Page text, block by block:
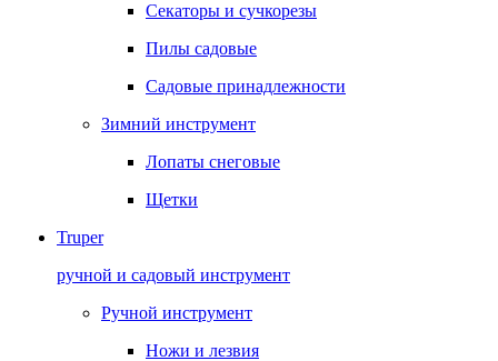
Секаторы и сучкорезы
Пилы садовые
Садовые принадлежности
Зимний инструмент
Лопаты снеговые
Щетки
Truper
ручной и садовый инструмент
Ручной инструмент
Ножи и лезвия